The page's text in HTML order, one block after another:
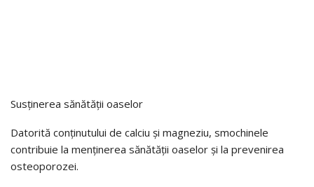
Susținerea sănătății oaselor
Datorită conținutului de calciu și magneziu, smochinele
contribuie la menținerea sănătății oaselor și la prevenirea
osteoporozei.